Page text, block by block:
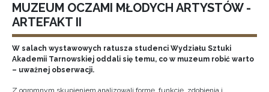
MUZEUM OCZAMI MŁODYCH ARTYSTÓW -
ARTEFAKT II
W salach wystawowych ratusza studenci Wydziału Sztuki
Akademii Tarnowskiej oddali się temu, co w muzeum robić warto
– uważnej obserwacji.
Z ogromnym skupieniem analizowali formę, funkcję, zdobienia i